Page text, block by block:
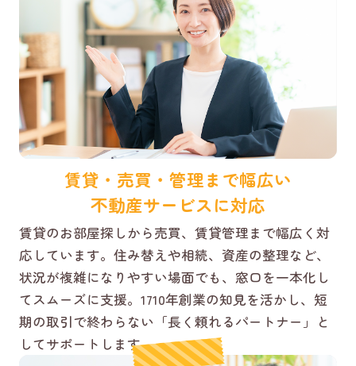
賃貸・売買・管理まで幅広い
不動産サービスに対応
賃貸のお部屋探しから売買、賃貸管理まで幅広く対
応しています。住み替えや相続、資産の整理など、
状況が複雑になりやすい場面でも、窓口を一本化し
てスムーズに支援。1710年創業の知見を活かし、短
期の取引で終わらない「長く頼れるパートナー」と
してサポートします。